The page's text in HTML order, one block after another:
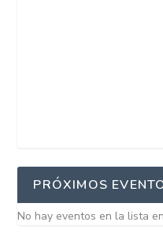
PRÓXIMOS
No hay eventos en la lista